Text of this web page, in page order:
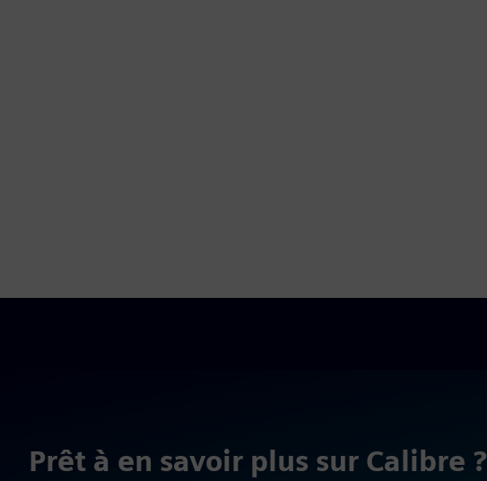
Prêt à en savoir plus sur Calibre ?